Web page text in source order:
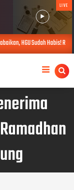
LIVE
HGU Sudah Habis!